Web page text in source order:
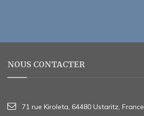
NOUS CONTACTER
71 rue Kiroleta, 64480 Ustaritz, France